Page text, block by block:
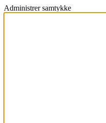
Administrer samtykke